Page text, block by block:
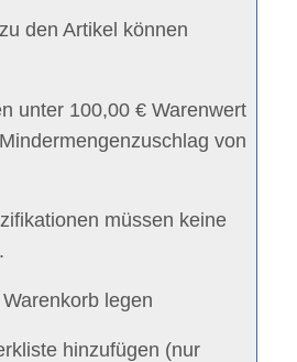
den Artikel können
unter 100,00 € Warenwert
von
müssen keine
legen
hinzufügen (nur